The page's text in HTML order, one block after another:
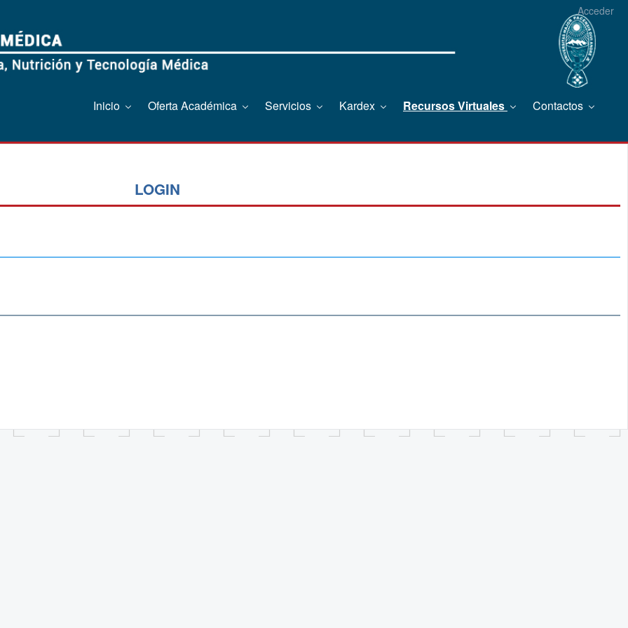
Acceder
Inicio Oferta Académica Servicios Kardex Recursos Virtuales Contactos
LOGIN